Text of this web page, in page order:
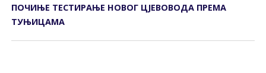
ПОЧИЊЕ ТЕСТИРАЊЕ НОВОГ ЦЈЕВОВОДА ПРЕМА
ТУЊИЦАМА